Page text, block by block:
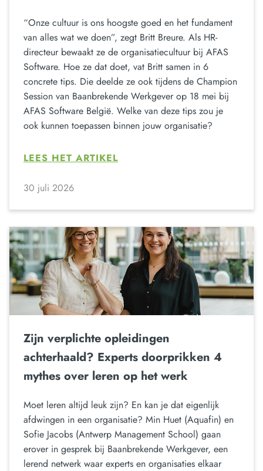
“Onze cultuur is ons hoogste goed en het fundament
van alles wat we doen”, zegt Britt Breure. Als HR-
directeur bewaakt ze de organisatiecultuur bij AFAS
Software. Hoe ze dat doet, vat Britt samen in 6
concrete tips. Die deelde ze ook tijdens de Champion
Session van Baanbrekende Werkgever op 18 mei bij
AFAS Software België. Welke van deze tips zou je
ook kunnen toepassen binnen jouw organisatie?
LEES HET ARTIKEL
30 juli 2026
Zijn verplichte opleidingen
achterhaald? Experts doorprikken 4
mythes over leren op het werk
Moet leren altijd leuk zijn? En kan je dat eigenlijk
afdwingen in een organisatie? Min Huet (Aquafin) en
Sofie Jacobs (Antwerp Management School) gaan
erover in gesprek bij Baanbrekende Werkgever, een
lerend netwerk waar experts en organisaties elkaar